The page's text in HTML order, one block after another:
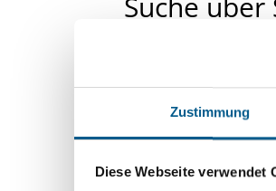
Zustimmung
Diese Webseite verwendet
Sie suchen
unsere
Kleinschreibung
Bitte Suchbegriff